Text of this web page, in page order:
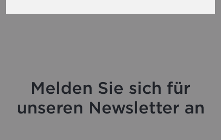
Melden Sie sich für
unseren Newsletter an